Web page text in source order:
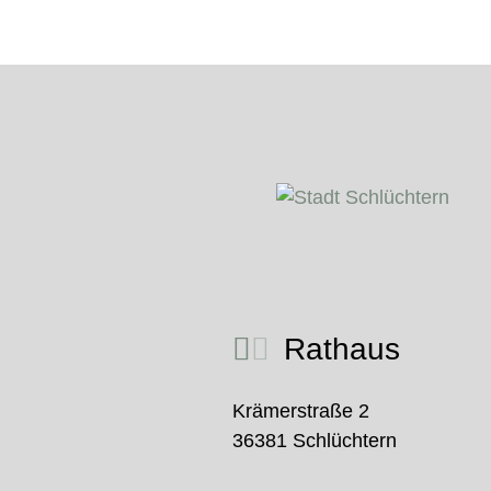
Rathaus
Krämerstraße 2
36381 Schlüchtern